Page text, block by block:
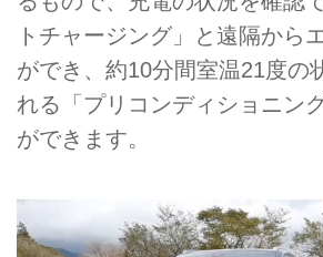
トチャージング」と遠隔から
ができ、約10分間室温21度の
れる「プリコンディショニン
ができます。